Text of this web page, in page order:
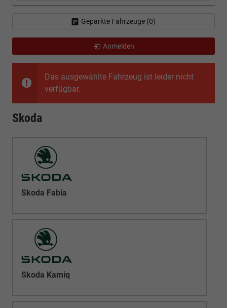
Das ausgewählte Fahrzeug ist leider nicht
verfügbar.
Skoda
Skoda Fabia
Skoda Kamiq
Geparkte Fahrzeuge (0)
Anmelden